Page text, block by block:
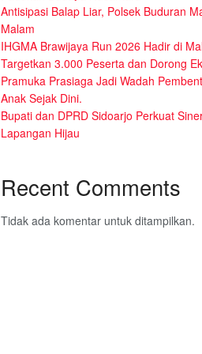
Antisipasi Balap Liar, Polsek Buduran
Malam
IHGMA Brawijaya Run 2026 Hadir di
Targetkan 3.000 Peserta dan Dorong
Pramuka Prasiaga Jadi Wadah
Anak Sejak Dini.
Bupati dan DPRD Sidoarjo Perkuat
Lapangan Hijau
Recent Comments
Tidak ada komentar untuk ditampilkan.